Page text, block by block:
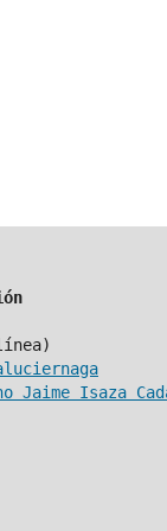
Jaime Isaza